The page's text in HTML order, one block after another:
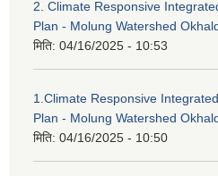
2. Climate Responsive
Plan - Molung Watershed
मिति: 04/16/2025 - 10:53
1.Climate Responsive
Plan - Molung Watershed
मिति: 04/16/2025 - 10:50